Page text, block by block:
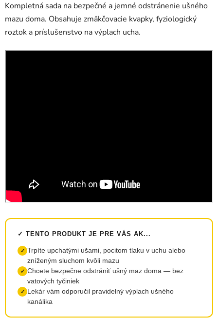
Kompletná sada na bezpečné a jemné odstránenie ušného
mazu doma. Obsahuje zmäkčovacie kvapky, fyziologický
roztok a príslušenstvo na výplach ucha.
✓ TENTO PRODUKT JE PRE VÁS AK...
✓ Trpíte upchatými ušami, pocitom tlaku v uchu alebo
zníženým sluchom kvôli mazu
✓ Chcete bezpečne odstrániť ušný maz doma — bez
vatových tyčiniek
✓ Lekár vám odporučil pravidelný výplach ušného
kanálika